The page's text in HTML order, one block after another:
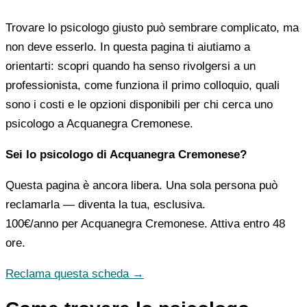
Trovare lo psicologo giusto può sembrare complicato, ma
non deve esserlo. In questa pagina ti aiutiamo a
orientarti: scopri quando ha senso rivolgersi a un
professionista, come funziona il primo colloquio, quali
sono i costi e le opzioni disponibili per chi cerca uno
psicologo a Acquanegra Cremonese.
Sei lo psicologo di Acquanegra Cremonese?
Questa pagina è ancora libera. Una sola persona può
reclamarla — diventa la tua, esclusiva.
100€/anno per Acquanegra Cremonese. Attiva entro 48
ore.
Reclama questa scheda →